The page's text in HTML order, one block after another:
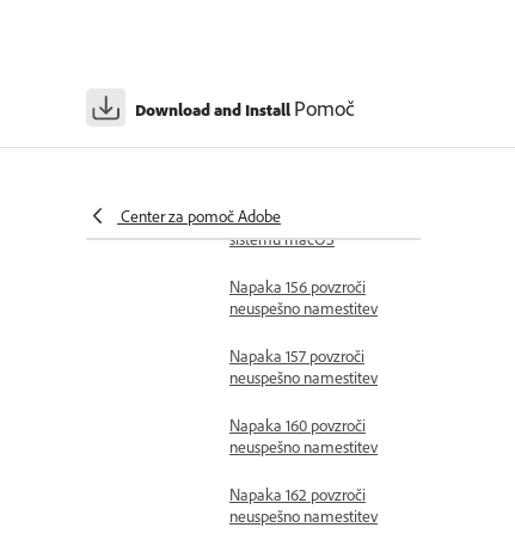
Download and Install Pomoč
Center za pomoč Adobe
neuspešno namestitev
neuspešno namestitev v
sistemu macOS
Napaka 156 povzroči
neuspešno namestitev
Napaka 157 povzroči
neuspešno namestitev
Napaka 160 povzroči
neuspešno namestitev
Napaka 162 povzroči
neuspešno namestitev